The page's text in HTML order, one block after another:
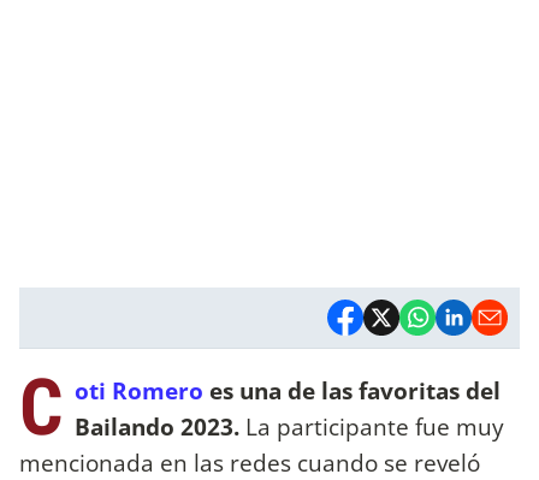
C oti Romero es una de las favoritas del
Bailando 2023. La participante fue muy
mencionada en las redes cuando se reveló